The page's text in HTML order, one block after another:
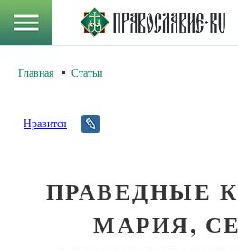
Главная Статьи
Нравится
ПРАВЕДНЫЕ
МАРИЯ,